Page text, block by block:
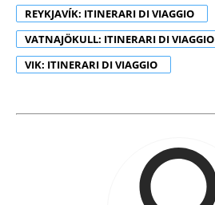
REYKJAVÍK: ITINERARI DI VIAGGIO
VATNAJÖKULL: ITINERARI DI VIAGGIO
VIK: ITINERARI DI VIAGGIO